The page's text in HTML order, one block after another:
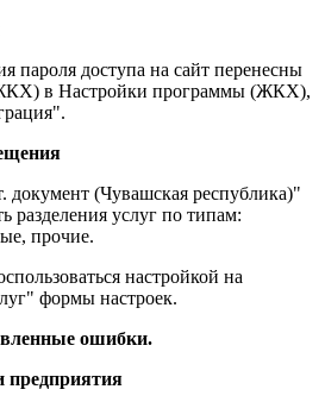
пароля доступа на сайт перенесны
в Настройки программы (ЖКХ),
документ (Чувашская республика)"
разделения услуг по типам:
прочие.
настройкой на
формы настроек.
ошибки.
предприятия